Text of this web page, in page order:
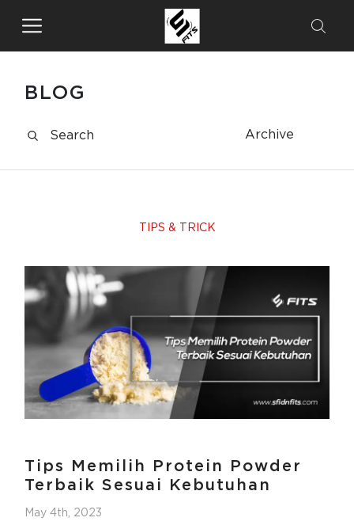
BLOG
Archive
TIPS & TRICK
Tips Memilih Protein Powder
Terbaik Sesuai Kebutuhan
May 4th, 2023